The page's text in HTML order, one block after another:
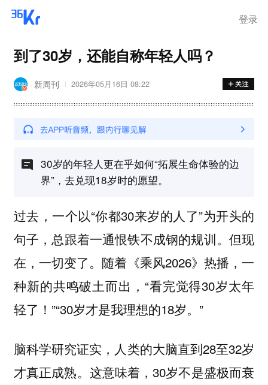
登录
到了30岁，还能自称年轻人吗？
新周刊 2026年05月16日 08:22
30岁的年轻人更在乎如何“拓展生命体验的边
界”，去兑现18岁时的愿望。
过去，一个以“你都30来岁的人了”为开头的
句子，总跟着一通恨铁不成钢的规训。但现
在，一切变了。随着《乘风2026》热播，一
种新的共鸣破土而出，“看完觉得30岁太年
轻了！”“30岁才是我理想的18岁。”
脑科学研究证实，人类的大脑直到28至32岁
才真正成熟。这意味着，30岁不是盛极而衰